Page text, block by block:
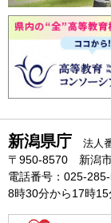
新潟県庁 法人
〒950-8570 新潟
電話番号：025-285-
8時30分から17時15